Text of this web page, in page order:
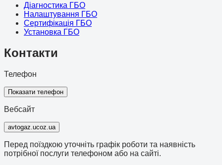
Діагностика ГБО
Налаштування ГБО
Сертифікація ГБО
Установка ГБО
Контакти
Телефон
Показати телефон
Вебсайт
avtogaz.ucoz.ua
Перед поїздкою уточніть графік роботи та наявність
потрібної послуги телефоном або на сайті.